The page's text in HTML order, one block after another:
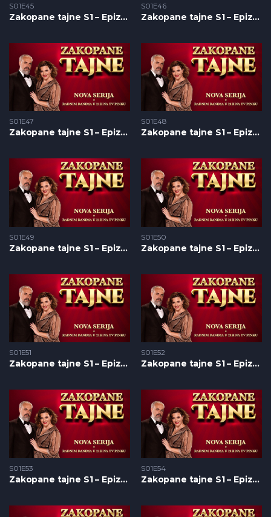
S01E45
Zakopane tajne S1 – Epizoda 45
S01E46
Zakopane tajne S1 – Epizoda 46
S01E47
Zakopane tajne S1 – Epizoda 47
S01E48
Zakopane tajne S1 – Epizoda 48
S01E49
Zakopane tajne S1 – Epizoda 49
S01E50
Zakopane tajne S1 – Epizoda 50
S01E51
Zakopane tajne S1 – Epizoda 51
S01E52
Zakopane tajne S1 – Epizoda 52
S01E53
Zakopane tajne S1 – Epizoda 53
S01E54
Zakopane tajne S1 – Epizoda 54